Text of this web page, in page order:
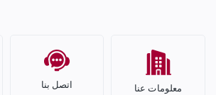
معلومات عنا اتصل بنا